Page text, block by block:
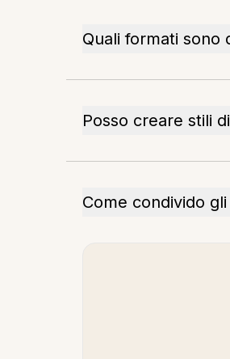
Quali formati sono
Posso creare stili
Come condivido